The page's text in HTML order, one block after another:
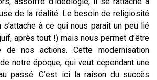
de la réalité. Le besoin de religiosité
à ce qui nous paraît un peu lié
après tout !) mais nous permet d’être
de nos actions. Cette modernisation
notre époque, qui veut cependant une
passé. C’est ici la raison du succès